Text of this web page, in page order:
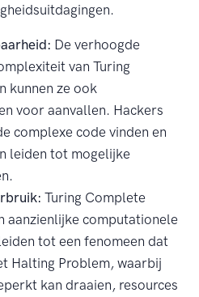
De verhoogde
van Turing
kunnen ze ook
voor aanvallen. Hackers
complexe code vinden en
leiden tot mogelijke
Turing Complete
aanzienlijke computationele
tot een fenomeen dat
Halting Problem, waarbij
kan draaien, resources